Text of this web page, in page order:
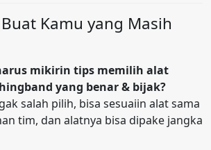
Kamu yang Masih
mikirin tips memilih alat
yang benar & bijak?
salah pilih, bisa sesuaiin alat sama
tim, dan alatnya bisa dipake jangka